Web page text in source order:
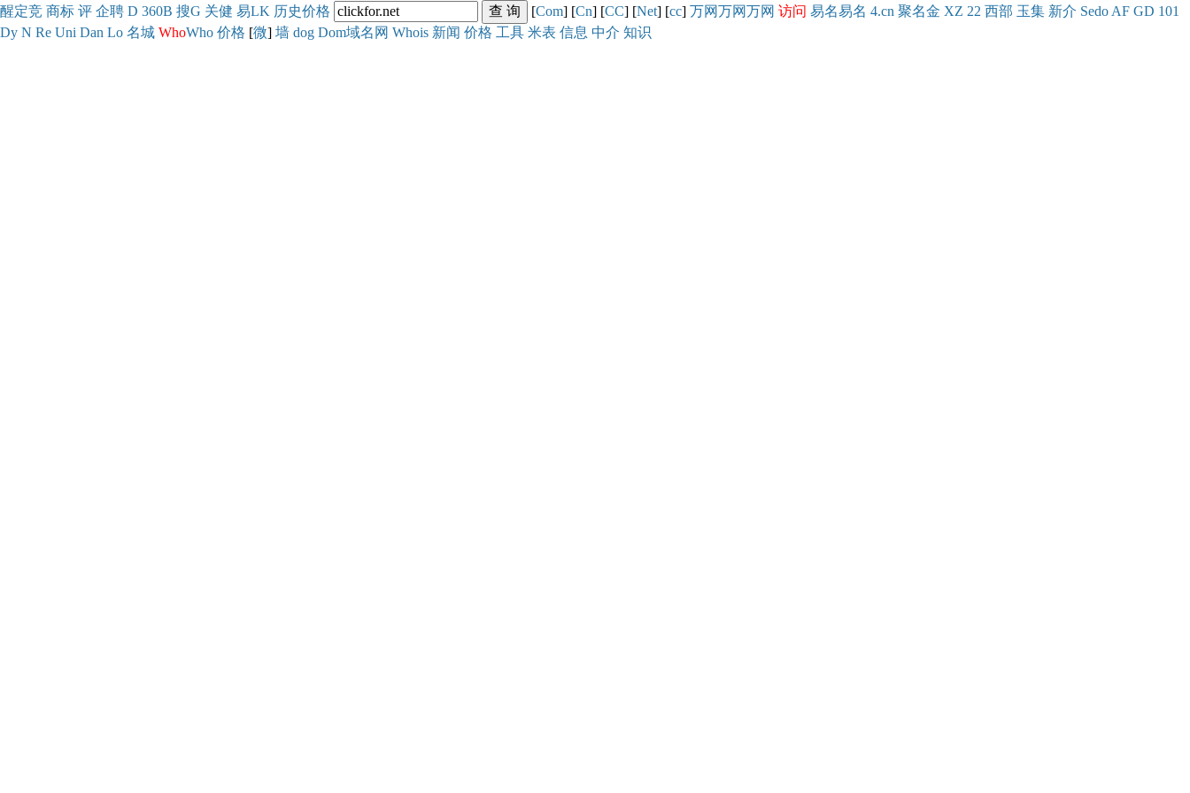
醒定竞 商标 评 企聘 D 360B 搜G 关健 易LK 历史价格 [Com] [Cn] [CC] [Net] [cc] 万网万网万网 访问 易名易名 4.cn 聚名金 XZ 22 西部 玉集 新介 Sedo AF GD 101
Dy N Re Uni Dan Lo 名城 WhoWho 价格 [微] 墙 dog Dom域名网 Whois 新闻 价格 工具 米表 信息 中介 知识